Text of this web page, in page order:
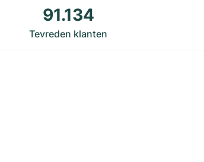
91.134
Tevreden klanten